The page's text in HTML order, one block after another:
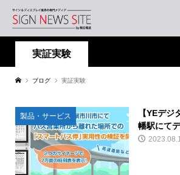
実証実験
ブログ 実証実験
製品・サービス
【YEデ
幡駅にて